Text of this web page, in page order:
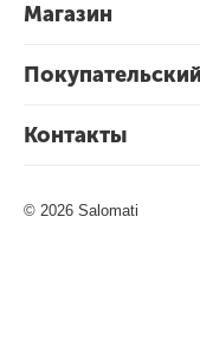
Магазин
Контакты
© 2026 Salomati